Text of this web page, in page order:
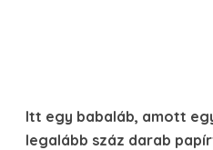
Itt egy babaláb, amott
legalább száz darab